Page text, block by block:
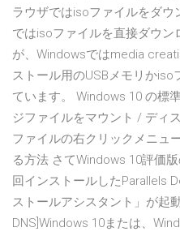
ラウザではisoファイルをダウ
ではisoファイルを直接ダウ
が、Windowsではmedia
ストール用のUSBメモリかiso
ています。 Windows 10 の標
ジファイルをマウント / ディ
ファイルの右クリックメニュ
る方法 さてWindows 10評価
回インストールしたParallels
ストールアシスタント」が起
DNS]Windows 10または、